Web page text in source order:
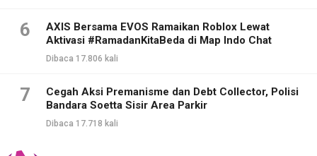
6
AXIS Bersama EVOS Ramaikan Roblox Lewat
Aktivasi #RamadanKitaBeda di Map Indo Chat
Dibaca 17.806 kali
7
Cegah Aksi Premanisme dan Debt Collector, Polisi
Bandara Soetta Sisir Area Parkir
Dibaca 17.718 kali